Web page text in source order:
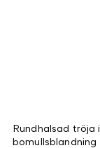
Rundhalsad tröja i
bomullsblandning